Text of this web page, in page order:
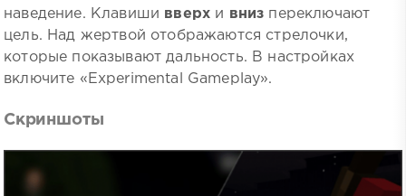
наведение. Клавиши вверх и вниз переключают
цель. Над жертвой отображаются стрелочки,
которые показывают дальность. В настройках
включите «Experimental Gameplay».
Скриншоты